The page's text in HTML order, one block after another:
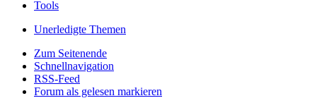
Tools
Unerledigte Themen
Zum Seitenende
Schnellnavigation
RSS-Feed
Forum als gelesen markieren